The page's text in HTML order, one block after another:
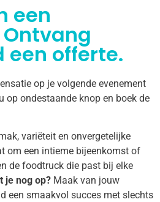
een
offerte.
op je volgende evenement
op ondestaande knop en boek de
variëteit en onvergetelijke
om een intieme bijeenkomst of
de foodtruck die past bij elke
je nog op? Maak van jouw
een smaakvol succes met slechts